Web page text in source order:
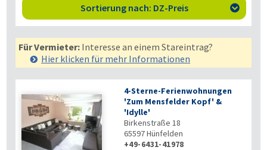
Sortierung nach: DZ-Preis 
Für Vermieter: Interesse an einem Stareintrag?
Hier klicken für mehr Informationen
4-Sterne-Ferienwohnungen
'Zum Mensfelder Kopf' &
'Idylle'
Birkenstraße 18
65597Hünfelden
+49-6431-41978